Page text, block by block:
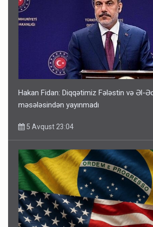
Hakan Fidan: Diqqətimiz Fələstin və Əl-
məsələsindən yayınmadı
5 Avqust 23:04